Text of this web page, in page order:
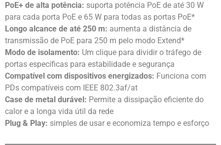
PoE+ de alta potência: suporta potência PoE de até 30 W
para cada porta PoE e 65 W para todas as portas PoE*
Longo alcance de até 250 m: aumenta a distância de
transmissão de PoE para 250 m pelo modo Extend*
Modo de isolamento: Um clique para dividir o tráfego de
portas específicas para estabilidade e segurança
Compatível com dispositivos energizados: Funciona com
PDs compatíveis com IEEE 802.3af/at
Case de metal durável: Permite a dissipação eficiente do
calor e a longa vida útil da rede
Plug & Play: simples de usar e economiza tempo e esforço